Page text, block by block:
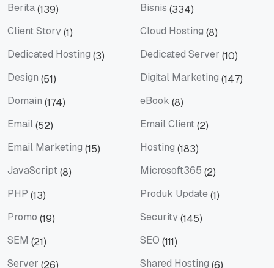
Berita(139) Bisnis (334)
Client Story(1) Cloud Hosting (8)
Dedicated Hosting (3) Dedicated Server (10)
Design (51) Digital Marketing (147)
Domain (174) eBook (8)
Email(52) Email Client(2)
Email Marketing (15) Hosting (183)
JavaScript(8) Microsoft365 (2)
PHP (13) Produk Update (1)
Promo (19) Security(145)
SEM (21) SEO (111)
Server (26) Shared Hosting (6)